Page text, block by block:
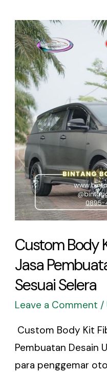
Custom Body
Jasa
Sesuai Selera
Leave a Comment /
Custom Body Kit
Pembuatan Desain
para penggemar
Custom
Body
Kit
Fiber
Jogja:
Jasa
Pembuatan
Desain
Unik
Sesuai
Selera